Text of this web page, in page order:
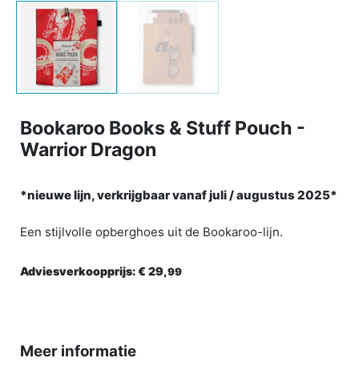
Bookaroo Books & Stuff Pouch -
Warrior Dragon
*nieuwe lijn, verkrijgbaar vanaf juli / augustus 2025*
Een stijlvolle opberghoes uit de Bookaroo-lijn.
Adviesverkoopprijs:€ 29,99
Meer informatie